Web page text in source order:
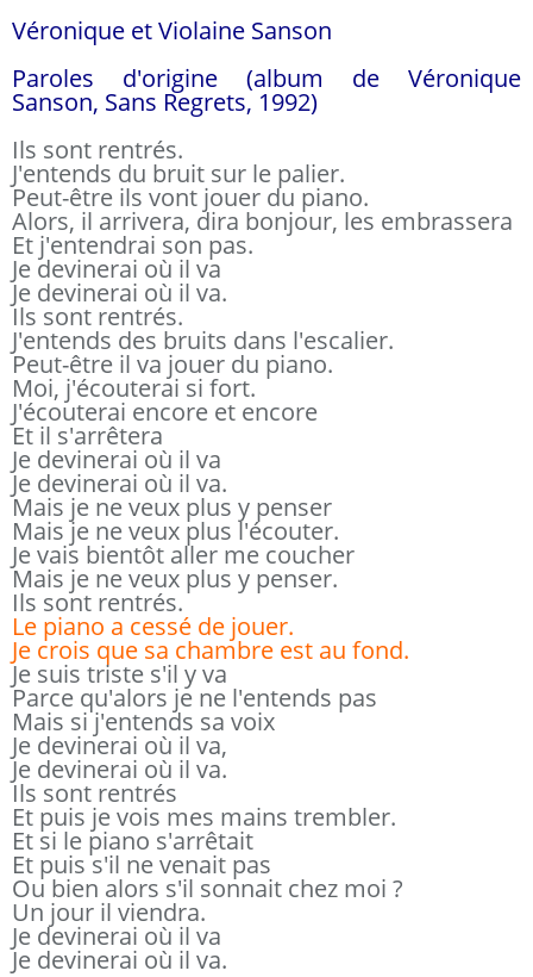
Véronique et Violaine Sanson
Paroles d'origine (album de Véronique
Sanson, Sans Regrets, 1992)
Ils sont rentrés.
J'entends du bruit sur le palier.
Peut-être ils vont jouer du piano.
Alors, il arrivera, dira bonjour, les embrassera
Et j'entendrai son pas.
Je devinerai où il va
Je devinerai où il va.
Ils sont rentrés.
J'entends des bruits dans l'escalier.
Peut-être il va jouer du piano.
Moi, j'écouterai si fort.
J'écouterai encore et encore
Et il s'arrêtera
Je devinerai où il va
Je devinerai où il va.
Mais je ne veux plus y penser
Mais je ne veux plus l'écouter.
Je vais bientôt aller me coucher
Mais je ne veux plus y penser.
Ils sont rentrés.
Le piano a cessé de jouer.
Je crois que sa chambre est au fond.
Je suis triste s'il y va
Parce qu'alors je ne l'entends pas
Mais si j'entends sa voix
Je devinerai où il va,
Je devinerai où il va.
Ils sont rentrés
Et puis je vois mes mains trembler.
Et si le piano s'arrêtait
Et puis s'il ne venait pas
Ou bien alors s'il sonnait chez moi ?
Un jour il viendra.
Je devinerai où il va
Je devinerai où il va.